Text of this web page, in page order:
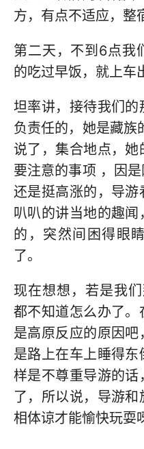
方，有点不适应，整
第二天，不到6点我
的吃过早饭，就上车
坦率讲，接待我们
负责任的，她是藏族
说了，集合地点，
要注意的事项 ，因
还是挺高涨的，导
叭叭的讲当地的趣
的，突然间困得眼
了。
现在想想，若是我
都不知道怎么办了
是高原反应的原因
是路上在车上睡得
样是不尊重导游的
了，所以说，导游
相体谅才能愉快玩耍